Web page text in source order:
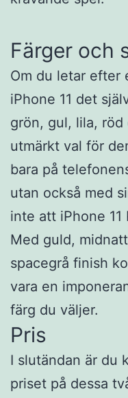
Färger och
Om du letar efter
iPhone 11 det
grön, gul, lila, röd
utmärkt val för
bara på
utan också med
inte att iPhone
Med guld,
spacegrå finish
vara en
färg du väljer.
Pris
I slutändan är du
priset på dessa